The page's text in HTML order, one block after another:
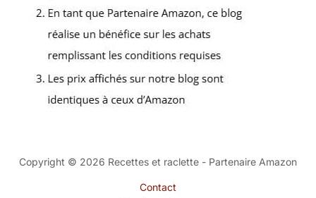
Copyright © 2026 Recettes et raclette - Partenaire Amazon
Contact